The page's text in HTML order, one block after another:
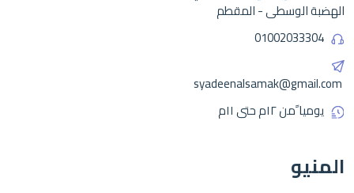
الهضبة الوسطى - المقطم
01002033304
syadeenalsamak@gmail.com
يوميا ًمن ١٢م حتى ١١م
المنيو